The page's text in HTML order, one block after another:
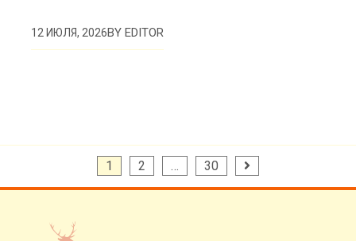
12 ИЮЛЯ, 2026BYEDITOR
Пагинация
записей
1 2 … 30